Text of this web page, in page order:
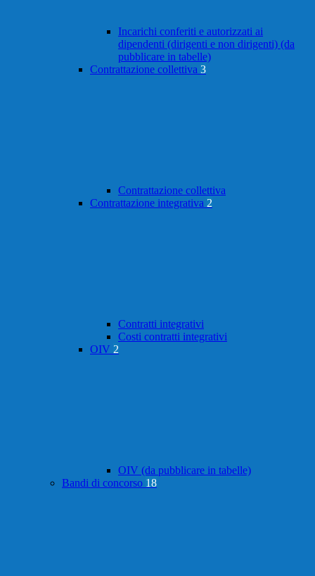
Incarichi conferiti e autorizzati ai
dipendenti (dirigenti e non dirigenti) (da
pubblicare in tabelle)
Contrattazione collettiva 3
Contrattazione collettiva
Contrattazione integrativa 2
Contratti integrativi
Costi contratti integrativi
OIV 2
OIV (da pubblicare in tabelle)
Bandi di concorso 18